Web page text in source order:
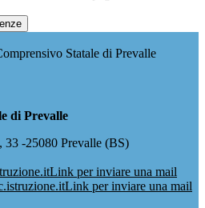
Statale di Prevalle
di Prevalle
-25080 Prevalle (BS)
Link per inviare una mail
Link per inviare una mail